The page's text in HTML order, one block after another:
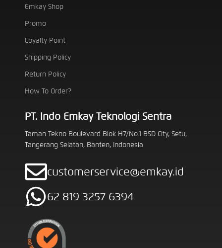
Emkay Shop
Promo
Loyalty Point
Shipping Policy
Return Policy
How To Order?
PT. Indo Emkay Teknologi Sentra
Taman Tekno Boulevard Blok H7/No.1 BSD City, Setu,
Tangerang Selatan, Banten, Indonesia
customerservice@emkay.id
62 819 3257 6394